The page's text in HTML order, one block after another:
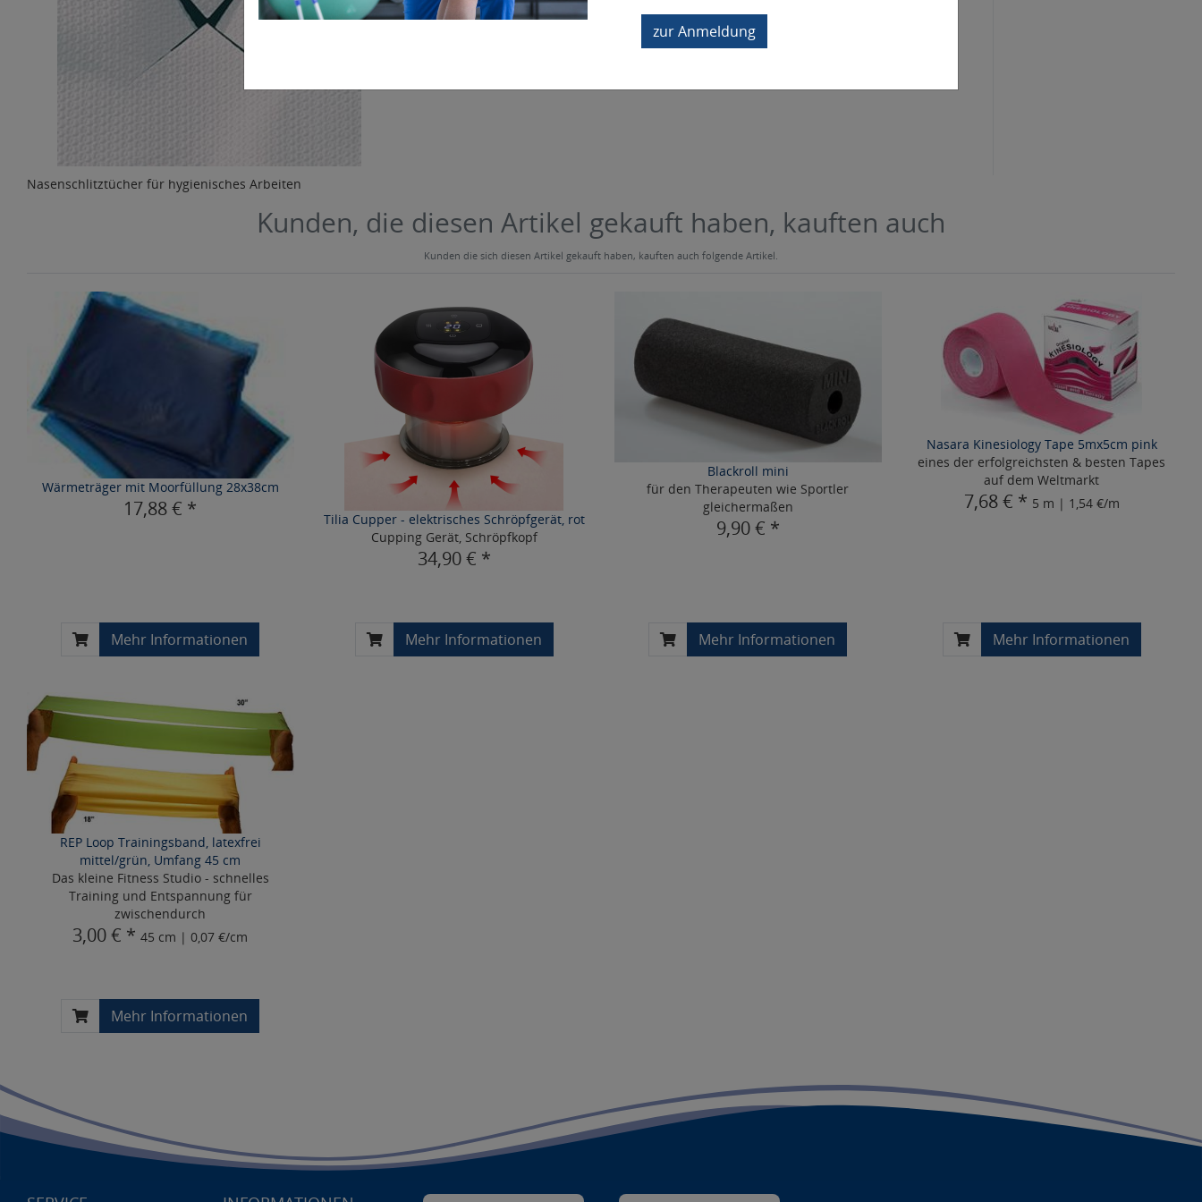
zur Anmeldung
In den Warenkorb
Nasenschlitztücher für hygienisches Arbeiten
Kunden, die diesen Artikel gekauft haben, kauften auch
Kunden die sich diesen Artikel gekauft haben, kauften auch folgende Artikel.
Wärmeträger mit Moorfüllung 28x38cm
17,88 € *
Mehr Informationen
Tilia Cupper - elektrisches Schröpfgerät, rot
Cupping Gerät, Schröpfkopf
34,90 € *
Mehr Informationen
Blackroll mini
für den Therapeuten wie Sportler
gleichermaßen
9,90 € *
Mehr Informationen
Nasara Kinesiology Tape 5mx5cm pink
eines der erfolgreichsten & besten Tapes
auf dem Weltmarkt
7,68 € * 5 m | 1,54 €/m
Mehr Informationen
REP Loop Trainingsband, latexfrei
mittel/grün, Umfang 45 cm
Das kleine Fitness Studio - schnelles
Training und Entspannung für
zwischendurch
3,00 € *45 cm | 0,07 €/cm
Mehr Informationen